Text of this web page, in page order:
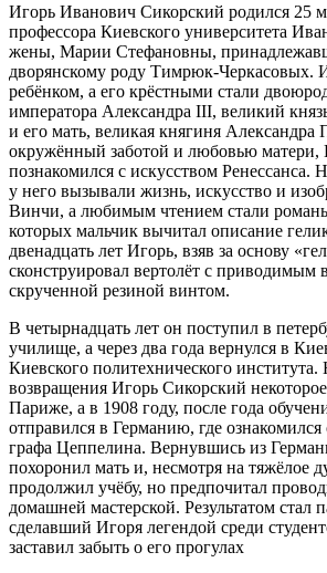
Игорь Иванович Сикорский родился 25
профессора Киевского университета
жены, Марии Стефановны,
дворянскому роду Тимрюк-Черкасовых.
ребёнком, а его крёстными стали
императора Александра III, великий
и его мать, великая княгиня Александра
окружённый заботой и любовью матери,
познакомился с искусством Ренессанса.
у него вызывали жизнь, искусство и
Винчи, а любимым чтением стали
которых мальчик вычитал описание
двенадцать лет Игорь, взяв за основу
сконструировал вертолёт с приводимым
скрученной резиной винтом.
В четырнадцать лет он поступил в
училище, а через два года вернулся в
Киевского политехнического института.
возвращения Игорь Сикорский
Париже, а в 1908 году, после года
отправился в Германию, где
графа Цеппелина. Вернувшись из
похоронил мать и, несмотря на тяжёлое
продолжил учёбу, но предпочитал
домашней мастерской. Результатом стал
сделавший Игоря легендой среди
заставил забыть о его прогулах